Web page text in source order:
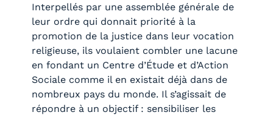
Interpellés par une assemblée générale de
leur ordre qui donnait priorité à la
promotion de la justice dans leur vocation
religieuse, ils voulaient combler une lacune
en fondant un Centre d’Étude et d’Action
Sociale comme il en existait déjà dans de
nombreux pays du monde. Il s’agissait de
répondre à un objectif : sensibiliser les